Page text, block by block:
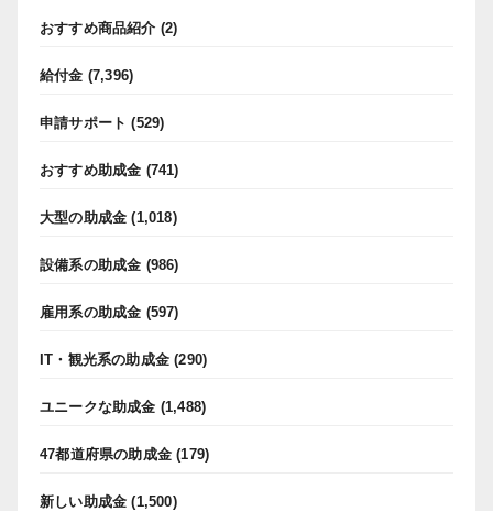
おすすめ商品紹介 (2)
給付金 (7,396)
申請サポート (529)
おすすめ助成金 (741)
大型の助成金 (1,018)
設備系の助成金 (986)
雇用系の助成金 (597)
IT・観光系の助成金 (290)
ユニークな助成金 (1,488)
47都道府県の助成金 (179)
新しい助成金 (1,500)